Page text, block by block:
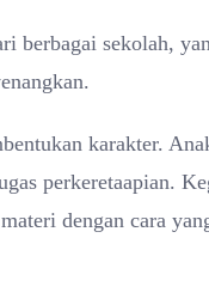
berbagai sekolah,
karakter.
perkeretaapian.
dengan cara